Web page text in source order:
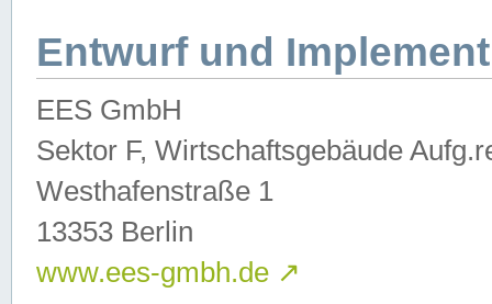
Entwurf und
EES GmbH
Sektor F, Wirtschaftsgebäude
Westhafenstraße 1
13353 Berlin
www.ees-gmbh.de ↗